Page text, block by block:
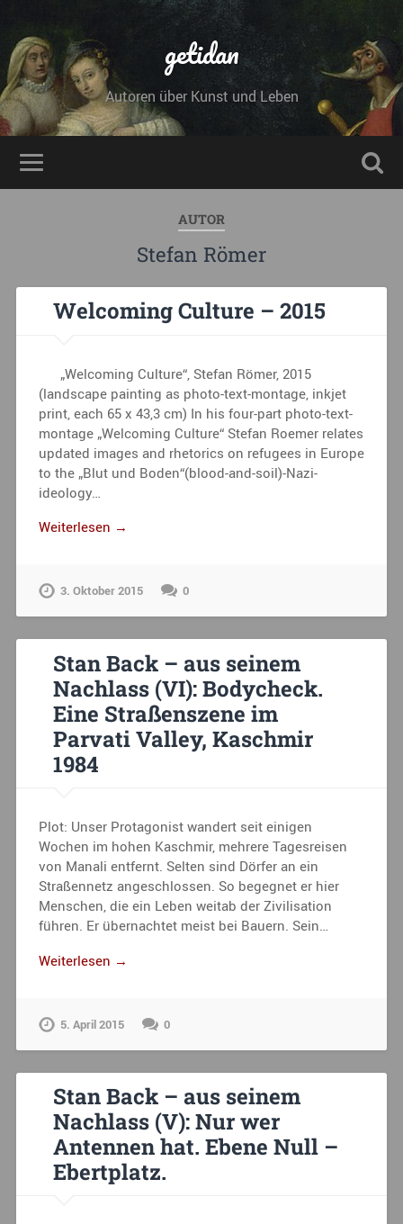
getidan
Autoren über Kunst und Leben
AUTOR
Stefan Römer
Welcoming Culture – 2015
„Welcoming Culture“, Stefan Römer, 2015
(landscape painting as photo-text-montage, inkjet
print, each 65 x 43,3 cm) In his four-part photo-text-
montage „Welcoming Culture“ Stefan Roemer relates
updated images and rhetorics on refugees in Europe
to the „Blut und Boden“(blood-and-soil)-Nazi-
ideology…
Weiterlesen →
3. Oktober 2015 0
Stan Back – aus seinem
Nachlass (VI): Bodycheck.
Eine Straßenszene im
Parvati Valley, Kaschmir
1984
Plot: Unser Protagonist wandert seit einigen
Wochen im hohen Kaschmir, mehrere Tagesreisen
von Manali entfernt. Selten sind Dörfer an ein
Straßennetz angeschlossen. So begegnet er hier
Menschen, die ein Leben weitab der Zivilisation
führen. Er übernachtet meist bei Bauern. Sein…
Weiterlesen →
5. April 2015 0
Stan Back – aus seinem
Nachlass (V): Nur wer
Antennen hat. Ebene Null –
Ebertplatz.